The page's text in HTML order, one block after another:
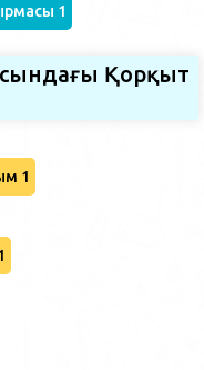
1
Қорқыт
1